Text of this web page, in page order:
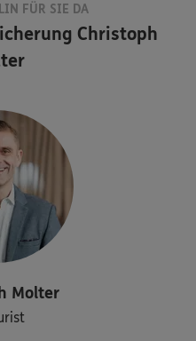
FÜR SIE DA
Christoph
Molter